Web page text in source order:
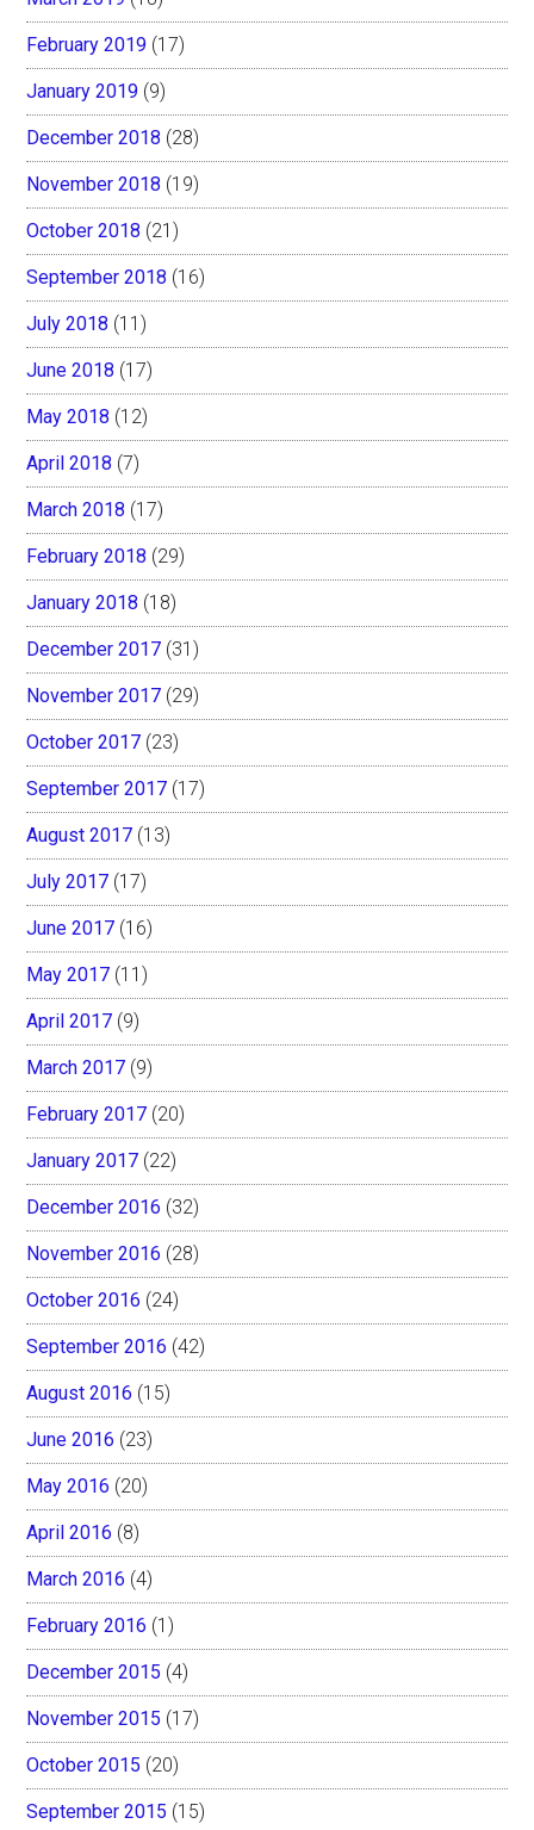
February 2019 (17)
January 2019 (9)
December 2018 (28)
November 2018 (19)
October 2018 (21)
September 2018 (16)
July 2018 (11)
June 2018 (17)
May 2018 (12)
April 2018 (7)
March 2018 (17)
February 2018 (29)
January 2018 (18)
December 2017 (31)
November 2017 (29)
October 2017 (23)
September 2017 (17)
August 2017 (13)
July 2017 (17)
June 2017 (16)
May 2017 (11)
April 2017 (9)
March 2017 (9)
February 2017 (20)
January 2017 (22)
December 2016 (32)
November 2016 (28)
October 2016 (24)
September 2016 (42)
August 2016 (15)
June 2016 (23)
May 2016 (20)
April 2016 (8)
March 2016 (4)
February 2016 (1)
December 2015 (4)
November 2015 (17)
October 2015 (20)
September 2015 (15)